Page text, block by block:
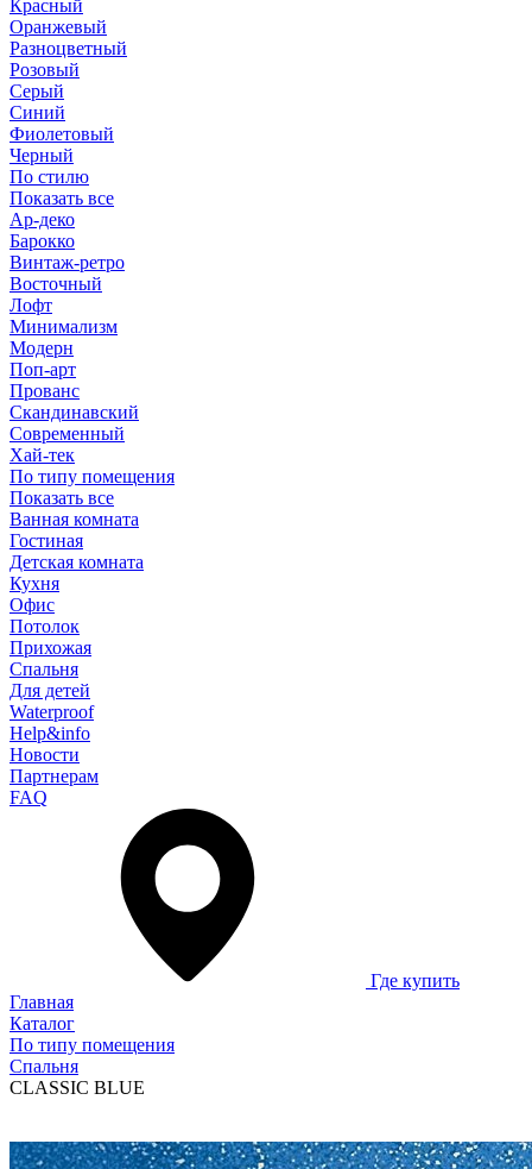
Красный
Оранжевый
Разноцветный
Розовый
Серый
Синий
Фиолетовый
Черный
По стилю
Показать все
Ар-деко
Барокко
Винтаж-ретро
Восточный
Лофт
Минимализм
Модерн
Поп-арт
Прованс
Скандинавский
Современный
Хай-тек
По типу помещения
Показать все
Ванная комната
Гостиная
Детская комната
Кухня
Офис
Потолок
Прихожая
Спальня
Для детей
Waterproof
Help&info
Новости
Партнерам
FAQ
Где купить
Главная
Каталог
По типу помещения
Спальня
CLASSIC BLUE